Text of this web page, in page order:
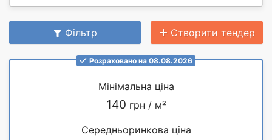
Фільтр Створити тендер
Розраховано на 08.08.2026
Мінімальна ціна
140 грн / м²
Середньоринкова ціна